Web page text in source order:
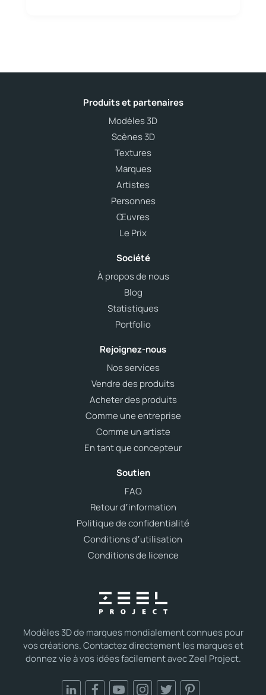
Modèles 3D de marques mondialement connues pour
vos créations. Contactez directement les marques et
donnez vie à vos idées facilement avec Zeel Project.
Produits et partenaires
Modèles 3D
Scènes 3D
Textures
Marques
Artistes
Personnes
Œuvres
Le Prix
Société
À propos de nous
Blog
Statistiques
Portfolio
Rejoignez-nous
Nos services
Vendre des produits
Acheter des produits
Comme une entreprise
Comme un artiste
En tant que concepteur
Soutien
FAQ
Retour d՚information
Politique de confidentialité
Conditions d՚utilisation
Conditions de licence